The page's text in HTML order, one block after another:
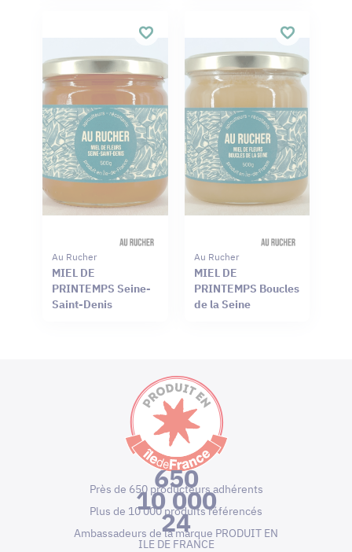
Au Rucher
MIEL DE
PRINTEMPS Seine-
Saint-Denis
Au Rucher
MIEL DE
PRINTEMPS Boucles
de la Seine
650
Près de 650 producteurs adhérents
10 000
Plus de 10 000 produits référencés
24
Ambassadeurs de la marque PRODUIT EN
ILE DE FRANCE